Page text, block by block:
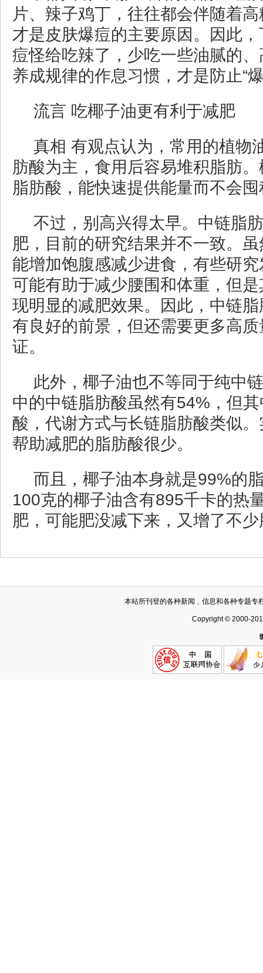
片、辣子鸡丁，往往都会伴随着
才是皮肤爆痘的主要原因。因此
痘怪给吃辣了，少吃一些油腻的
养成规律的作息习惯，才是防止“
流言 吃椰子油更有利于减肥
真相 有观点认为，常用的植物
肪酸为主，食用后容易堆积脂肪
脂肪酸，能快速提供能量而不会
不过，别高兴得太早。中链脂
肥，目前的研究结果并不一致。
能增加饱腹感减少进食，有些研
可能有助于减少腰围和体重，但
现明显的减肥效果。因此，中链
有良好的前景，但还需要更多高
证。
此外，椰子油也不等同于纯中
中的中链脂肪酸虽然有54%，但
酸，代谢方式与长链脂肪酸类似
帮助减肥的脂肪酸很少。
而且，椰子油本身就是99%的
100克的椰子油含有895千卡的热
肥，可能肥没减下来，又增了不
本站所刊登的各种新闻﹑信息和各种专题专
Copyright © 2000-